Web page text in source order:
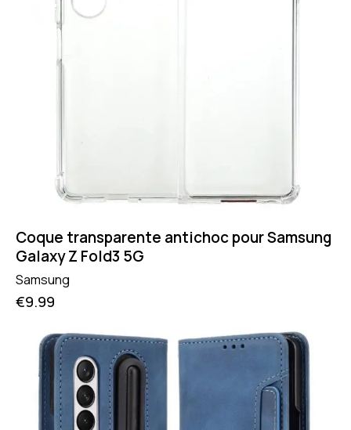
Coque transparente antichoc pour Samsung
Galaxy Z Fold3 5G
Samsung
€9.99